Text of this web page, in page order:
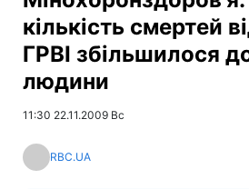
кількість смертей
ГРВІ збільшилося
людини
11:30 22.11.2009 Вс
RBC.UA